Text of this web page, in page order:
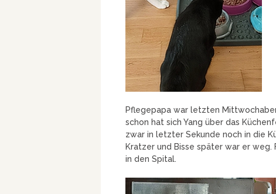
Pflegepapa war letzten
schon hat sich Yang über das
zwar in letzter Sekunde noch in die
Kratzer und Bisse später war er
in den Spital.